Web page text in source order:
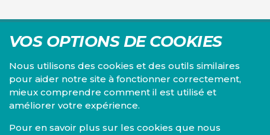
VOS OPTIONS DE COOKIES
Nous utilisons des cookies et des outils similaires
pour aider notre site à fonctionner correctement,
mieux comprendre comment il est utilisé et
améliorer votre expérience.
Pour en savoir plus sur les cookies que nous
Centre d'études du PS, l'Institut Emile Vandervelde se
consacre à la recherche sur toutes les questions d'ordre
économique, social, financier, administratif, politique,